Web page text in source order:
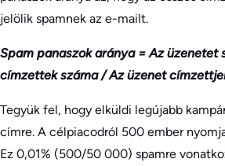
jelölik spamnek az e-mailt.
Spam panaszok aránya = Az üzenetet
címzettek száma / Az üzenet
Tegyük fel, hogy elküldi legújabb
címre. A célpiacodról 500 ember
Ez 0,01% (500/50 000) spamre